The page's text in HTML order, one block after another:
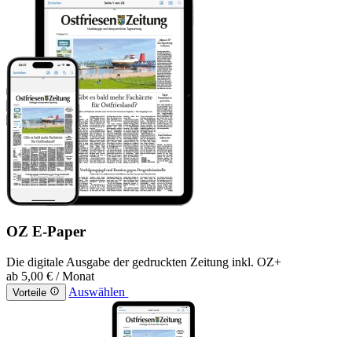
OZ E-Paper
Die digitale Ausgabe der gedruckten Zeitung inkl. OZ+
ab 5,00 € / Monat
Vorteile Auswählen